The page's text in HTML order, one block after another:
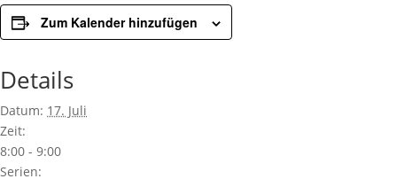
Zum Kalender hinzufügen
Details
Datum: 17. Juli
Zeit:
8:00 - 9:00
Serien: